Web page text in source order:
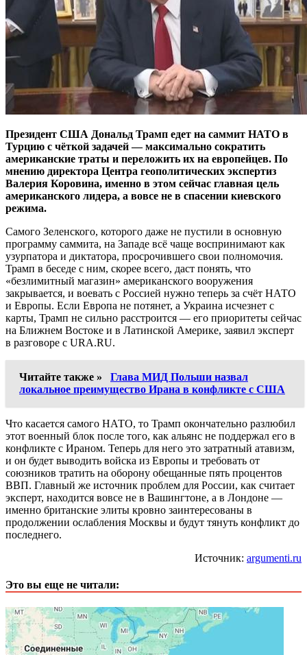
Президент США Дональд Трамп едет на саммит НАТО в
Турцию с чёткой задачей — максимально сократить
американские траты и переложить их на европейцев. По
мнению директора Центра геополитических экспертиз
Валерия Коровина, именно в этом сейчас главная цель
американского лидера, а вовсе не в спасении киевского
режима.
Самого Зеленского, которого даже не пустили в основную
программу саммита, на Западе всё чаще воспринимают как
узурпатора и диктатора, просрочившего свои полномочия.
Трамп в беседе с ним, скорее всего, даст понять, что
«безлимитный магазин» американского вооружения
закрывается, и воевать с Россией нужно теперь за счёт НАТО
и Европы. Если Европа не потянет, а Украина исчезнет с
карты, Трамп не сильно расстроится — его приоритеты сейчас
на Ближнем Востоке и в Латинской Америке, заявил эксперт
в разговоре с URA.RU.
Читайте также »
Глава МИД Польши назвал
локальное преимущество Ирана в конфликте с США
Что касается самого НАТО, то Трамп окончательно разлюбил
этот военный блок после того, как альянс не поддержал его в
конфликте с Ираном. Теперь для него это затратный атавизм,
и он будет выводить войска из Европы и требовать от
союзников тратить на оборону обещанные пять процентов
ВВП. Главный же источник проблем для России, как считает
эксперт, находится вовсе не в Вашингтоне, а в Лондоне —
именно британские элиты кровно заинтересованы в
продолжении ослабления Москвы и будут тянуть конфликт до
последнего.
Источник: argumenti.ru
Это вы еще не читали: